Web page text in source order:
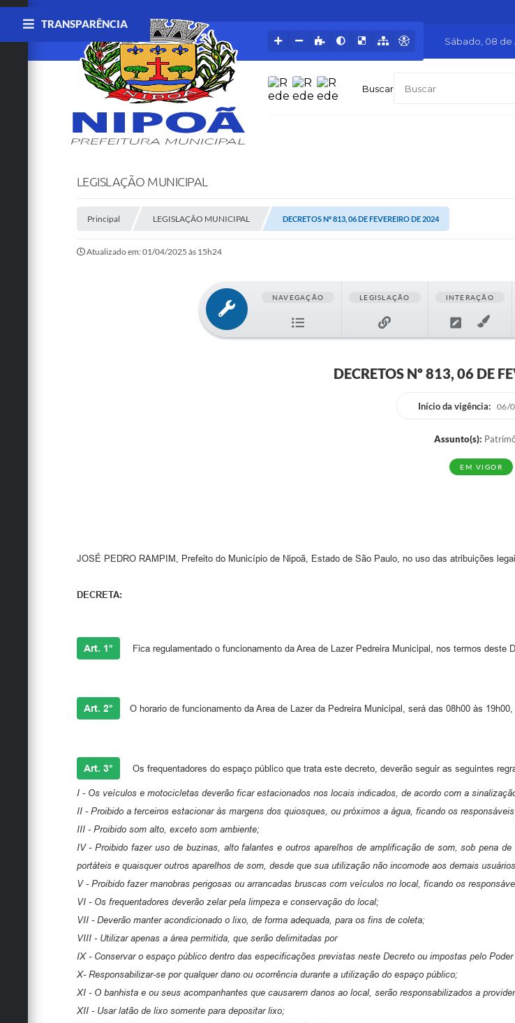
Buscar
Sábado 08 de
TRANSPARÊNCIA
LEGISLAÇÃO MUNICIPAL
Principal LEGISLAÇÃO MUNICIPAL DECRETOS Nº 813, 06 DE FEVEREIRO DE 2024
Atualizado em: 01/04/2025 às 15h24
NAVEGAÇÃO LEGISLAÇÃO INTERAÇÃO
DECRETOS Nº 813, 06 DE
Início da vigência: 06/
Assunto(s):
EM VIGOR
JOSÉ PEDRO RAMPIM, Prefeito do Município de Nipoã, Estado de São Paulo, no uso das atribuições
DECRETA:
Art. 1° Fica regulamentado o funcionamento da Area de Lazer Pedreira Municipal, nos termos deste
Art. 2° O horario de funcionamento da Area de Lazer da Pedreira Municipal, será das 08h00 às
Art. 3° Os frequentadores do espaço público que trata este decreto, deverão seguir as seguintes
I - Os veículos e motocicletas deverão ficar estacionados nos locais indicados, de acordo com a
II - Proibido a terceiros estacionar às margens dos quiosques, ou próximos a água, ficando os
III - Proibido som alto, exceto som ambiente;
IV - Proibido fazer uso de buzinas, alto falantes e outros aparelhos de amplificação de som, sob pena
portáteis e quaisquer outros aparelhos de som, desde que sua utilização não incomode aos demais
V - Proibido fazer manobras perigosas ou arrancadas bruscas com veículos no local, ficando os
VI - Os frequentadores deverão zelar pela limpeza e conservação do local;
VII - Deverão manter acondicionado o lixo, de forma adequada, para os fins de coleta;
VIII - Utilizar apenas a área permitida, que serão delimitadas por
IX - Conservar o espaço público dentro das especificações previstas neste Decreto ou impostas pelo
X- Responsabilizar-se por qualquer dano ou ocorrência durante a utilização do espaço público;
XI - O banhista e ou seus acompanhantes que causarem danos ao local, serão responsabilizados a
XII - Usar latão de lixo somente para depositar lixo;